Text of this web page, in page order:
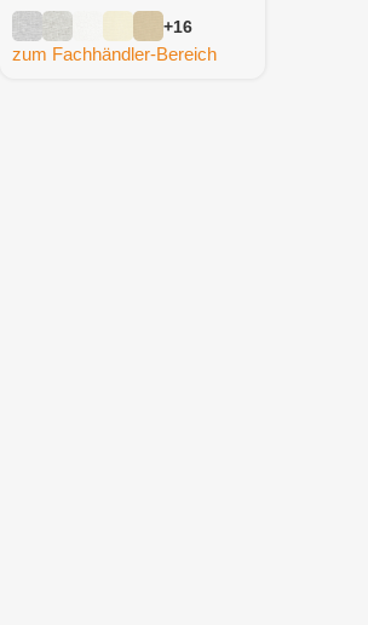
+16
zum Fachhändler-Bereich